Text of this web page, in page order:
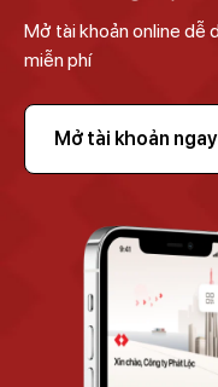
Mở tài khoản online dễ
miễn phí
Mở tài khoản ngay